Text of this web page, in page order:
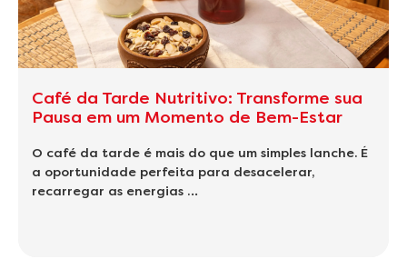
Café da Tarde Nutritivo: Transforme sua
Pausa em um Momento de Bem-Estar
O café da tarde é mais do que um simples lanche. É
a oportunidade perfeita para desacelerar,
recarregar as energias …